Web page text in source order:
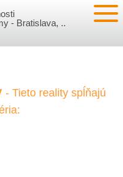
- Bratislava, ..
- Tieto reality spĺňajú